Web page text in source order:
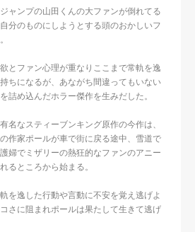
ャンプの山田くんの大ファンが倒れてる
分のものにしようとする頭のおかしいフ
とファン心理が重なりここまで常軌を逸
ちになるが、あながち間違ってもいない
詰め込んだホラー傑作を生みだした。
名なスティーブンキング原作の今作は、
作家ポールが車で街に戻る途中、雪道で
婦でミザリーの熱狂的なファンのアニー
るところから始まる。
を逸した行動や言動に不安を覚え逃げよ
さに阻まれポールは果たして生きて逃げ